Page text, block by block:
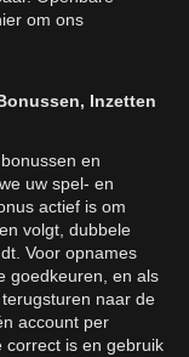
om ons
Inzetten
en
uw spel- en
actief is om
volgt, dubbele
Voor opnames
goedkeuren, en als
naar de
account per
correct is en gebruik